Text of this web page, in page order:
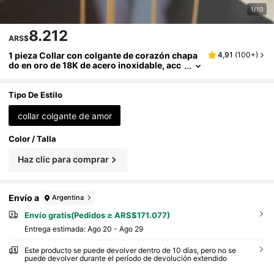
1/10
ARS$8.212
1 pieza Collar con colgante de corazón chapa
do en oro de 18K de acero inoxidable, acc
4,91 (100+)
Tipo De Estilo
collar colgante de amor
Color / Talla
Haz clic para comprar
Envío a Argentina
Envío gratis(Pedidos ≥ ARS$171.077)
Entrega estimada: Ago 20 - Ago 29
Este producto se puede devolver dentro de 10 días, pero no se
puede devolver durante el período de devolución extendido